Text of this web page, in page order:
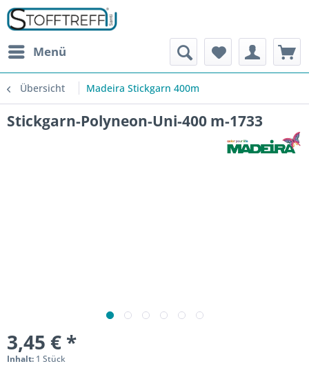
Menü
Übersicht Madeira Stickgarn 400m
Stickgarn-Polyneon-Uni-400 m-1733
3,45 € *
Inhalt: 1 Stück